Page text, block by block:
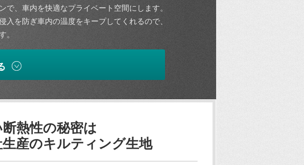
、車内を快適なプライベート空間にします。
を防ぎ車内の温度をキープしてくれるので、
。
断熱性の秘密は
生産のキルティング生地